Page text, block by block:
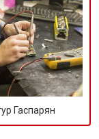
Гаспарян